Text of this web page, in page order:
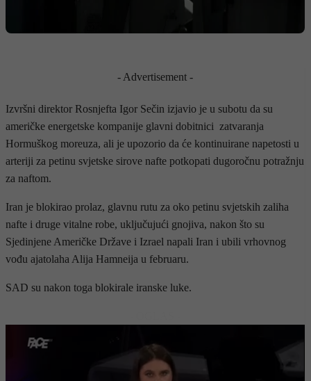
- Advertisement -
Izvršni direktor Rosnjefta Igor Sečin izjavio je u subotu da su
američke energetske kompanije glavni dobitnici zatvaranja
Hormuškog moreuza, ali je upozorio da će kontinuirane napetosti u
arteriji za petinu svjetske sirove nafte potkopati dugoročnu potražnju
za naftom.
Iran je blokirao prolaz, glavnu rutu za oko petinu svjetskih zaliha
nafte i druge vitalne robe, uključujući gnojiva, nakon što su
Sjedinjene Američke Države i Izrael napali Iran i ubili vrhovnog
vođu ajatolaha Alija Hamneija u februaru.
SAD su nakon toga blokirale iranske luke.